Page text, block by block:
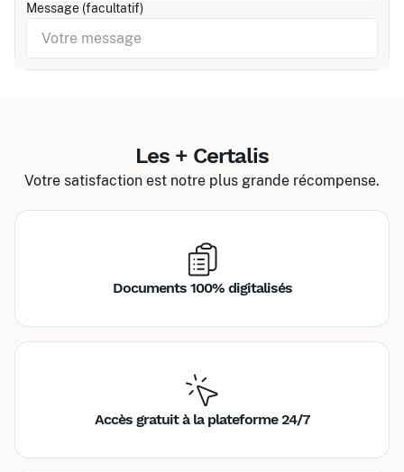
Message (facultatif)
Les + Certalis
Votre satisfaction est notre plus grande récompense.
Documents 100% digitalisés
Accès gratuit à la plateforme 24/7